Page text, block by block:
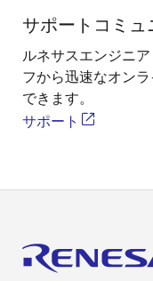
サポートコミュ
ルネサスエンジニ
フから迅速なオン
できます。
サポート